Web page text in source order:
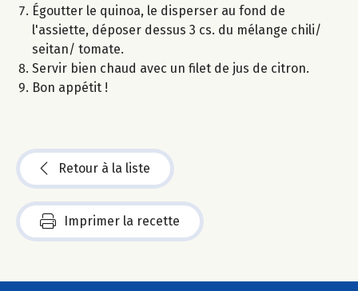
Égoutter le quinoa, le disperser au fond de
l'assiette, déposer dessus 3 cs. du mélange chili/
seitan/ tomate.
Servir bien chaud avec un filet de jus de citron.
Bon appétit !
Retour à la liste
Imprimer la recette